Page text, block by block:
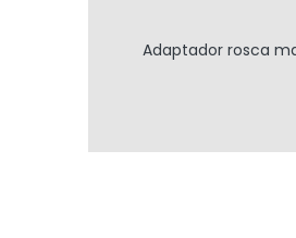
Adaptador rosca